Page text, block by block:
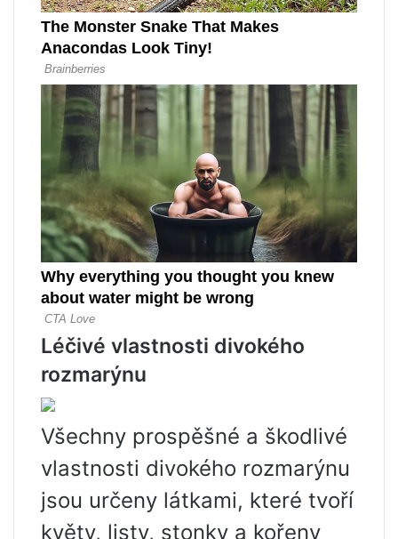
Léčivé vlastnosti divokého
rozmarýnu
Všechny prospěšné a škodlivé
vlastnosti divokého rozmarýnu
jsou určeny látkami, které tvoří
květy, listy, stonky a kořeny